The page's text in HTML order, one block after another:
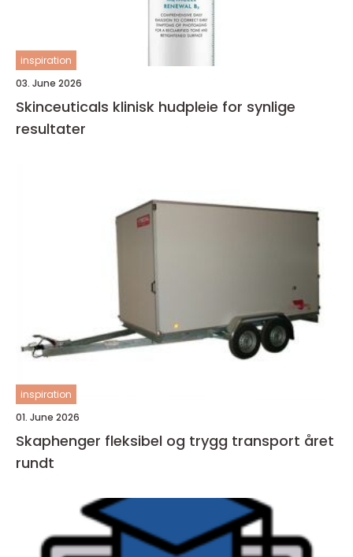
inspiration
03. June 2026
Skinceuticals klinisk hudpleie for synlige
resultater
inspiration
01. June 2026
Skaphenger fleksibel og trygg transport året
rundt